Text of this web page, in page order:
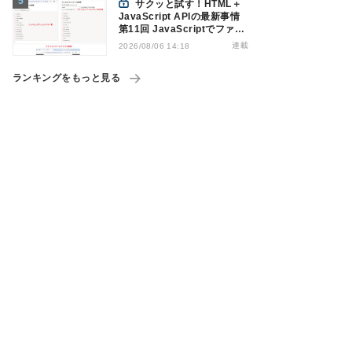
サクッと試す！HTML＋
JavaScript APIの最新事情
第11回 JavaScriptでファイ
ル管理！Origin Private File
2026/08/06 14:18 連載
ランキングをもっと見る